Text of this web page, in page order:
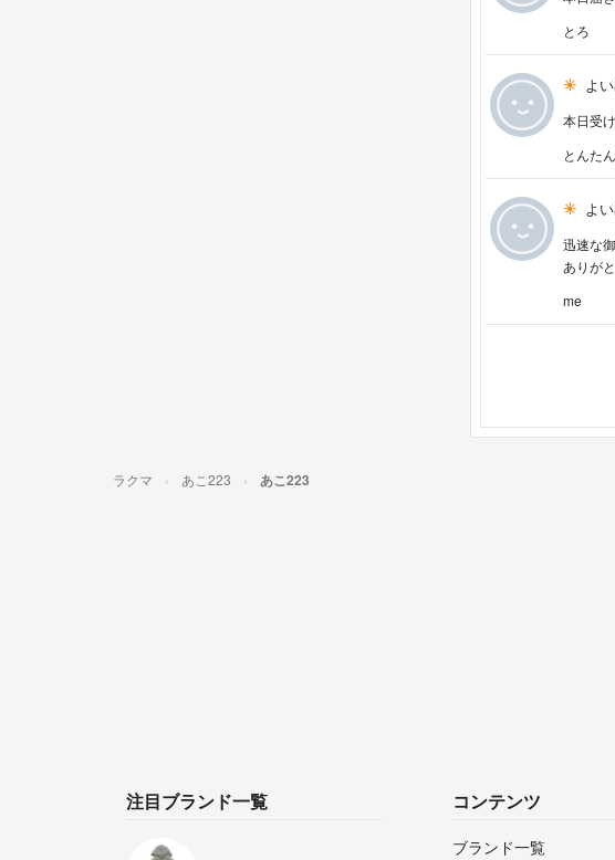
とろ
よ
本日受
とんた
よ
迅速な
ありが
me
ラクマ あこ223 あこ223
注目ブランド一覧 コンテンツ
ブランド一覧